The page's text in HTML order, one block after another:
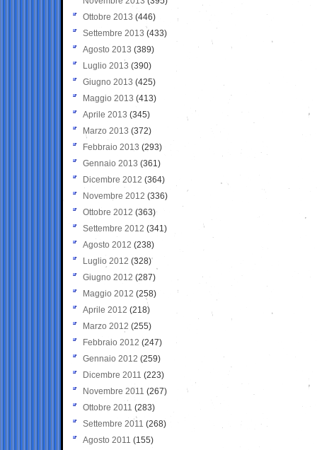
Ottobre 2013 (446)
Settembre 2013 (433)
Agosto 2013 (389)
Luglio 2013 (390)
Giugno 2013 (425)
Maggio 2013 (413)
Aprile 2013 (345)
Marzo 2013 (372)
Febbraio 2013 (293)
Gennaio 2013 (361)
Dicembre 2012 (364)
Novembre 2012 (336)
Ottobre 2012 (363)
Settembre 2012 (341)
Agosto 2012 (238)
Luglio 2012 (328)
Giugno 2012 (287)
Maggio 2012 (258)
Aprile 2012 (218)
Marzo 2012 (255)
Febbraio 2012 (247)
Gennaio 2012 (259)
Dicembre 2011 (223)
Novembre 2011 (267)
Ottobre 2011 (283)
Settembre 2011 (268)
Agosto 2011 (155)